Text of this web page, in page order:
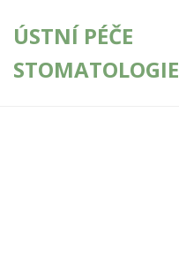
ÚSTNÍ PÉČE
STOMATOLOGIE